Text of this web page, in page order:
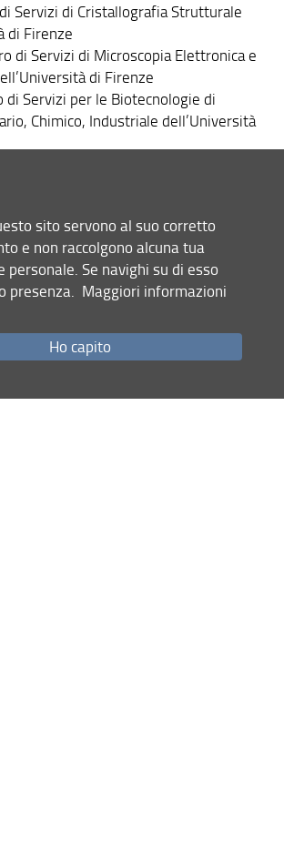
Servizi di Cristallografia Strutturale
di Firenze
di Servizi di Microscopia Elettronica e
di Firenze
di Servizi per le Biotecnologie di
Chimico, Industriale dell’Università
Centri di Ricerca interdipartimentali:
sui Giochi per il Cambiamento
di Firenze
Centro di Ricerca Florence Ageing
dell’Università di Firenze
sito servono al suo corretto
e non raccolgono alcuna tua
personale. Se navighi su di esso
presenza. Maggiori informazioni
Ho capito